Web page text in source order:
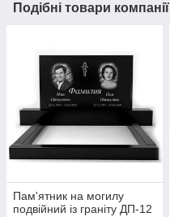
Подібні товари компанії
Пам'ятник на могилу
подвійний із граніту ДП-12